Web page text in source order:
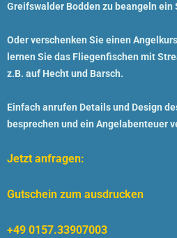
Greifswalder Bodden zu beangeln ein
Oder verschenken Sie einen Angelkurs
lernen Sie das Fliegenfischen mit
z.B. auf Hecht und Barsch.
Einfach anrufen Details und Design
besprechen und ein Angelabenteuer
Jetzt anfragen:
Gutschein zum ausdrucken
+49 0157.33907003